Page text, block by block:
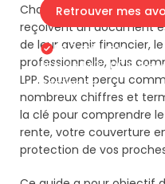
Retrouver mes
En 3 minutes
Plus de 140'000
confiance.
Chaque année, les
reçoivent un document
de leur avenir financier,
professionnelle, plus
LPP. Souvent perçu
nombreux chiffres et
la clé pour comprendre
rente, votre couverture
protection de vos